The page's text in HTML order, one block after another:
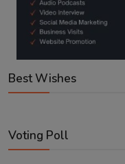
Best Wishes
Voting Poll